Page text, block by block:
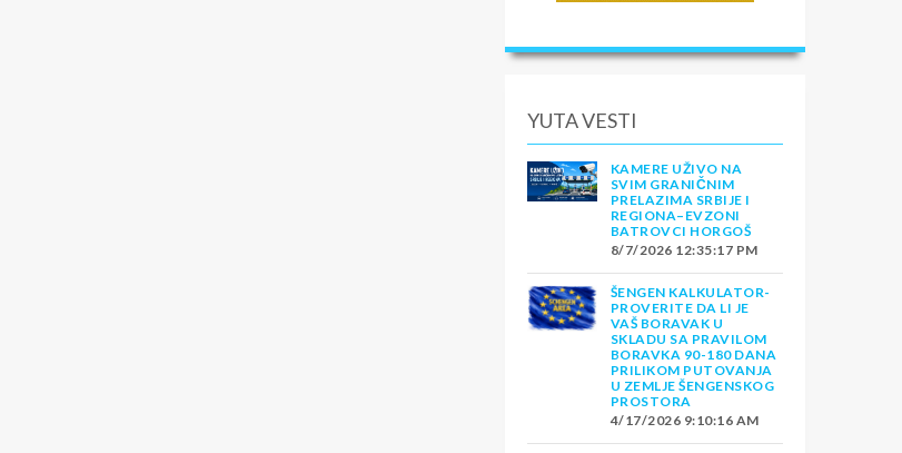
YUTA VESTI
KAMERE UŽIVO NA
SVIM GRANIČNIM
PRELAZIMA SRBIJE I
REGIONA–EVZONI
BATROVCI HORGOŠ
8/7/2026 12:35:17 PM
ŠENGEN KALKULATOR-
PROVERITE DA LI JE
VAŠ BORAVAK U
SKLADU SA PRAVILOM
BORAVKA 90-180 DANA
PRILIKOM PUTOVANJA
U ZEMLJE ŠENGENSKOG
PROSTORA
4/17/2026 9:10:16 AM